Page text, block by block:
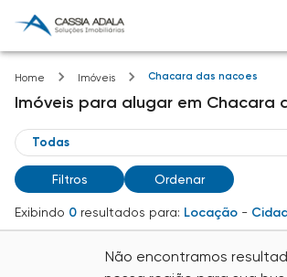
Home Imóveis Chacara das nacoes
Imóveis para alugar em Chacara
Filtros Ordenar
Exibindo 0 resultados para: Locação -
Não encontramos